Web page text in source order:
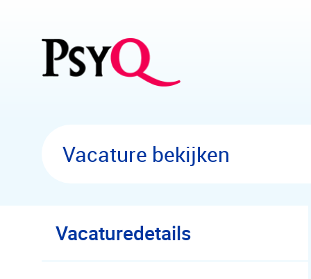
Vacature bekijken
Vacaturedetails